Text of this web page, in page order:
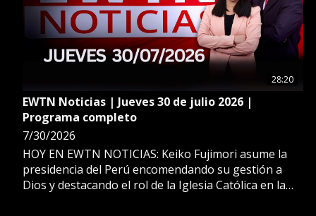
28:20
EWTN Noticias | Jueves 30 de julio 2026 |
Programa completo
7/30/2026
HOY EN EWTN NOTICIAS: Keiko Fujimori asume la
presidencia del Perú encomendando su gestión a
Dios y destacando el rol de la Iglesia Católica en la